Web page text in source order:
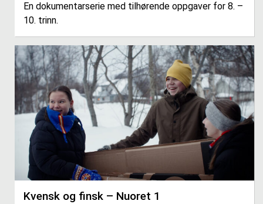
En dokumentarserie med tilhørende oppgaver for 8. –
10. trinn.
Kvensk og finsk – Nuoret 1